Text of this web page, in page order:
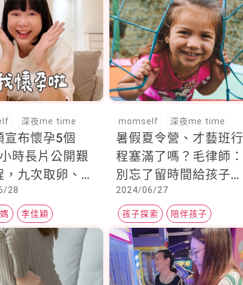
深夜me time
宣布懷孕5個
時長片公開艱
，九次取卵、兩
感謝寶寶「陪
勇敢」
28
李佳穎
momself 深夜me time
暑假夏令營、才藝班行
程塞滿了嗎？毛律師：
別忘了留時間給孩子好
好「玩耍」
2024/06/27
孩子探索 陪伴孩子
家庭吃喝玩樂